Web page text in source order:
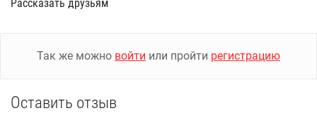
Рассказать друзьям
Так же можно войти или пройти регистрацию
Оставить отзыв